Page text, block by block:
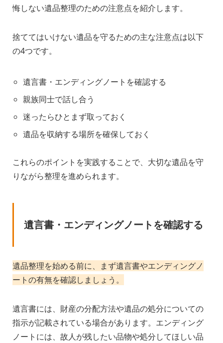
悔しない遺品整理のための注意点を紹介します。
捨ててはいけない遺品を守るための主な注意点は以下
の4つです。
遺言書・エンディングノートを確認する
親族同士で話し合う
迷ったらひとまず取っておく
遺品を収納する場所を確保しておく
これらのポイントを実践することで、大切な遺品を守
りながら整理を進められます。
遺言書・エンディングノートを確認する
遺品整理を始める前に、まず遺言書やエンディングノ
ートの有無を確認しましょう。
遺言書には、財産の分配方法や遺品の処分についての
指示が記載されている場合があります。エンディング
ノートには、故人が残したい品物や処分してほしい品